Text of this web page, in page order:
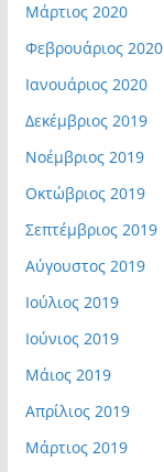
Μάρτιος 2020
Φεβρουάριος 2020
Ιανουάριος 2020
Δεκέμβριος 2019
Νοέμβριος 2019
Οκτώβριος 2019
Σεπτέμβριος 2019
Αύγουστος 2019
Ιούλιος 2019
Ιούνιος 2019
Μάιος 2019
Απρίλιος 2019
Μάρτιος 2019